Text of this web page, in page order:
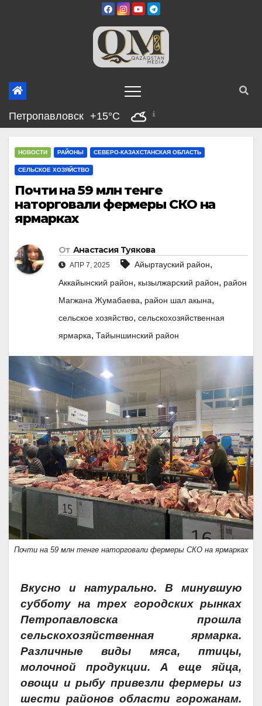
Петропавловск +15°C
НОВОСТИ РАЙОНЫ СЕВЕРО-КАЗАХСТАНСКАЯ ОБЛАСТЬ
СЕЛЬСКОЕ ХОЗЯЙСТВО
Почти на 59 млн тенге
наторговали фермеры СКО на
ярмарках
От Анастасия Туякова
АПР 7, 2025 Айыртауский район,
Аккайынский район, кызылжарский район, район
Магжана Жумабаева, район шал акына,
сельское хозяйство, сельскохозяйственная
ярмарка, Тайыншинский район
Почти на 59 млн тенге наторговали фермеры СКО на ярмарках
Вкусно и натурально. В минувшую
субботу на трех городских рынках
Петропавловска прошла
сельскохозяйственная ярмарка.
Различные виды мяса, птицы,
молочной продукции. А еще яйца,
овощи и рыбу привезли фермеры из
шести районов области горожанам.